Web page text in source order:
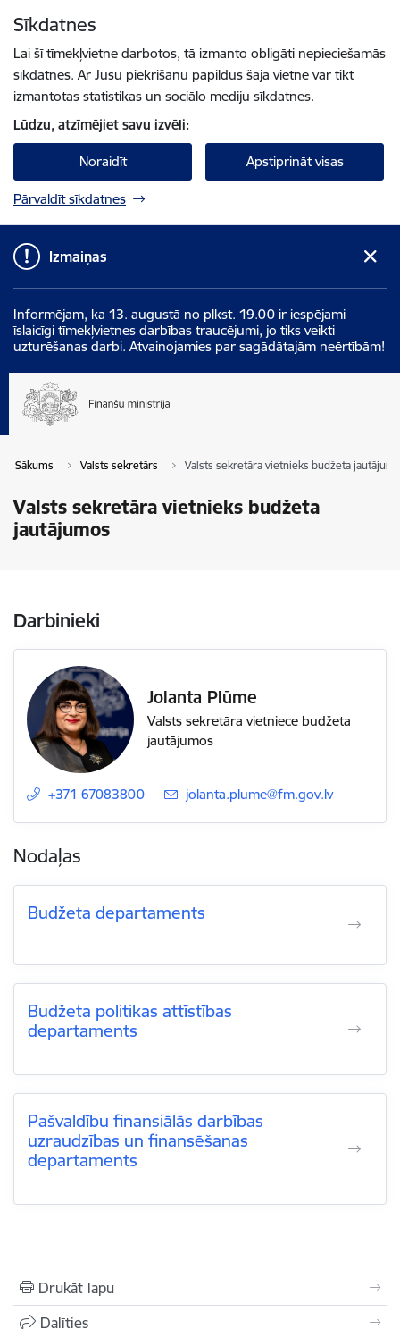
Sīkdatnes
Lai šī tīmekļvietne darbotos, tā izmanto obligāti nepieciešamās
sīkdatnes. Ar Jūsu piekrišanu papildus šajā vietnē var tikt
izmantotas statistikas un sociālo mediju sīkdatnes.
Lūdzu, atzīmējiet savu izvēli:
Noraidīt Apstiprināt visas
Pārvaldīt sīkdatnes
Izmaiņas
Informējam, ka 13. augustā no plkst. 19.00 ir iespējami
īslaicīgi tīmekļvietnes darbības traucējumi, jo tiks veikti
uzturēšanas darbi. Atvainojamies par sagādātajām neērtībām!
Sākums Valsts sekretārs Valsts sekretāra vietnieks budžeta
Valsts sekretāra vietnieks budžeta
jautājumos
Darbinieki
Jolanta Plūme
Valsts sekretāra vietniece budžeta
jautājumos
+371 67083800 E-pasts:
jolanta.plume@fm.gov.lv
Nodaļas
Budžeta departaments
Budžeta politikas attīstības
departaments
Pašvaldību finansiālās darbības
uzraudzības un finansēšanas
departaments
Drukāt lapu
Dalīties